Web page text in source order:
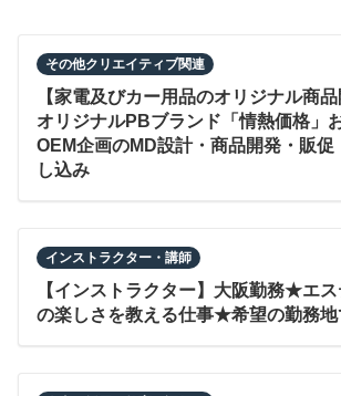
その他クリエイティブ関連
【家電及びカー用品のオリジナル商品
オリジナルPBブランド「情熱価格」
OEM企画のMD設計・商品開発・販促
し込み
インストラクター・講師
【インストラクター】大阪勤務★エ
の楽しさを教える仕事★希望の勤務地